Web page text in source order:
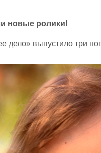
ролики!
выпустило три